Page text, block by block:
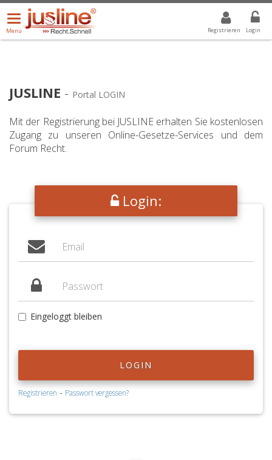
Registrieren Login
Menü
öffnen/schließen
Menü
ALLE DROPDOWN: GEWÄHLTER WERT IST ALLE
JUSLINE - Portal LOGIN
Mit der Registrierung bei JUSLINE erhalten Sie kostenlosen
Zugang zu unseren Online-Gesetze-Services und dem
Forum Recht.
Login:
Eingeloggt bleiben
LOGIN
Registrieren - Passwort vergessen?